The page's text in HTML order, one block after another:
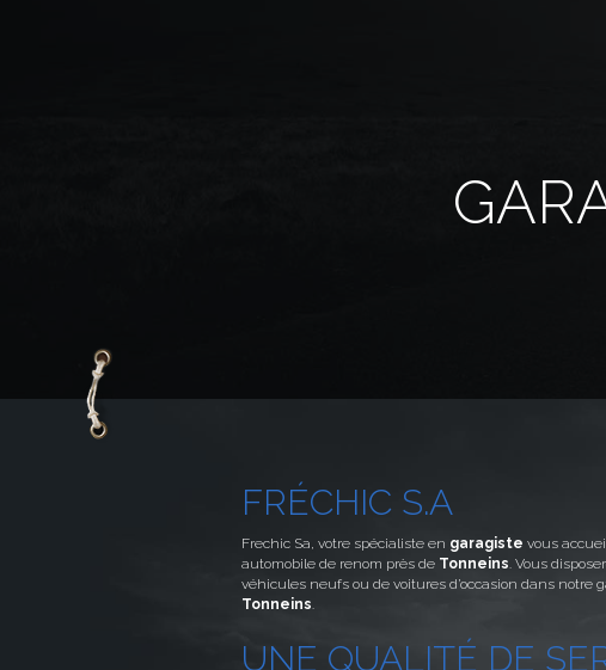
FRÉCHICS.A
Frechic Sa, votre spécialiste en garagiste vous
automobile de renom près deTonneins. Vous
véhicules neufs ou de voitures d’occasion dans notre
Tonneins.
UNE QUALITÉ DE